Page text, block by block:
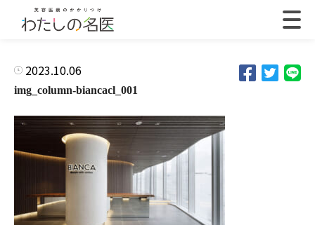
2023.10.06
img_column-biancacl_001